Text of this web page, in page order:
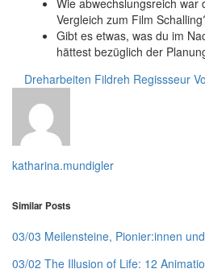
Vergleich zum Film
Gibt es etwas, was du im
hättest bezüglich der
Dreharbeiten Fildreh Regissseur
katharina.mundigler
Similar Posts
03/03 Meilensteine, Pionier:innen
03/02 The Illusion of Life: 12